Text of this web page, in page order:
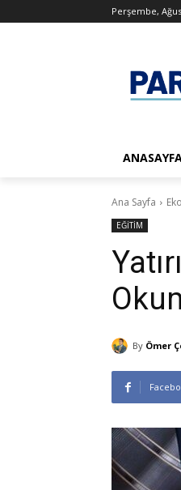
Perşembe,
Ana Sayfa
EĞİTİM
By Ömer